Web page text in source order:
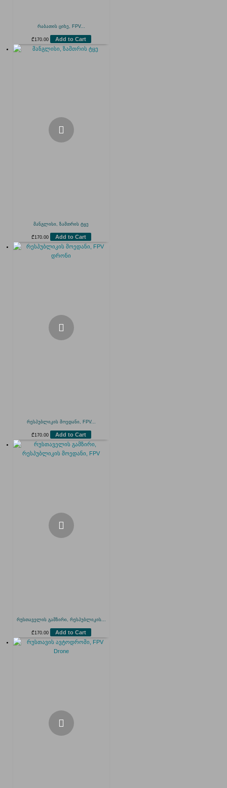
რაბათის ციხე, FPV...
₾170.00 Add to Cart
მანგლისი, ზამთრის ტყე
₾170.00 Add to Cart
რესპუბლიკის მოედანი, FPV...
₾170.00 Add to Cart
რუსთაველის გამზირი, რესპუბლიკის...
₾170.00 Add to Cart